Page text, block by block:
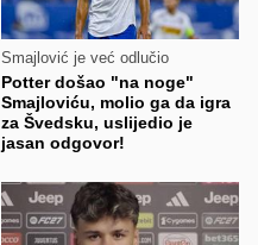
Smajlović je već odlučio
Potter došao "na noge"
Smajloviću, molio ga da igra
za Švedsku, uslijedio je
jasan odgovor!